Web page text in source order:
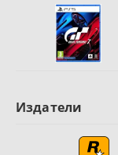
Издатели